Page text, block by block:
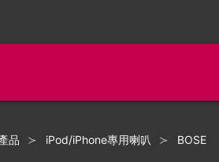
品 iPod/iPhone專用喇叭 BOSE